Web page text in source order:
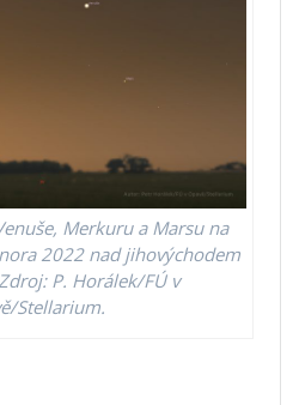
Merkuru a Marsu na
2022 nad jihovýchodem
P. Horálek/FÚ v
Stellarium.